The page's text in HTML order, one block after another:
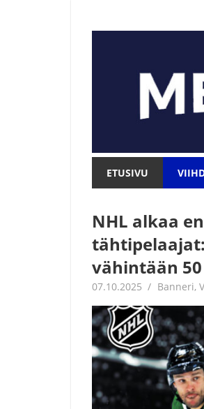
ETUSIVU
NHL alkaa
vähintään
07.10.2025 Jouni Hirn
Banneri,